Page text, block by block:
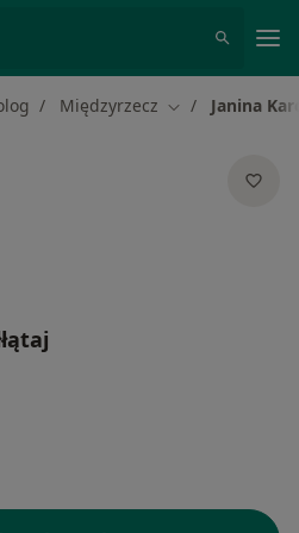
Międzyrzecz Zmień miasto
Janina